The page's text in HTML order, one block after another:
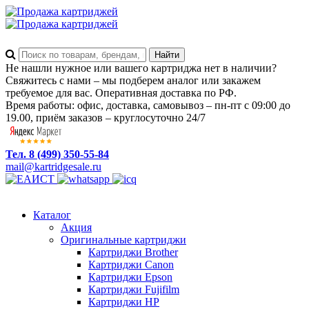
Не нашли нужное или вашего картриджа нет в наличии?
Свяжитесь с нами – мы подберем аналог или закажем
требуемое для вас. Оперативная доставка по РФ.
Время работы: офис, доставка, самовывоз – пн-пт с 09:00 до
19.00, приём заказов – круглосуточно 24/7
Тел. 8 (499) 350-55-84
mail@kartridgesale.ru
Каталог
Акция
Оригинальные картриджи
Картриджи Brother
Картриджи Canon
Картриджи Epson
Картриджи Fujifilm
Картриджи HP